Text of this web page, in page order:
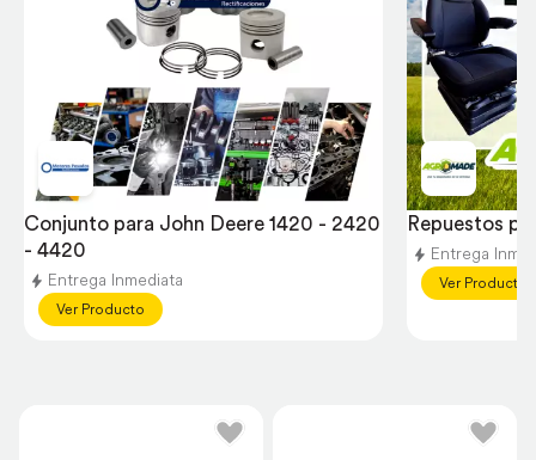
Conjunto para John Deere 1420 - 2420
- 4420
Entrega Inmediata
Ver Producto
Repuestos
Entrega
Ver Producto